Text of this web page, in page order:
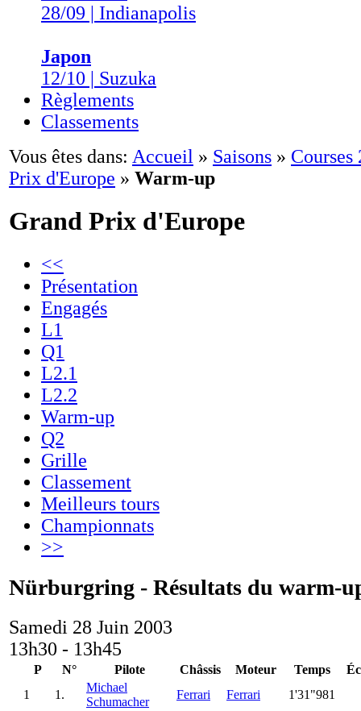
28/09 | Indianapolis
Japon
12/10 | Suzuka
Règlements
Classements
Vous êtes dans: Accueil » Saisons » Courses
Prix d'Europe » Warm-up
Grand Prix d'Europe
<<
Présentation
Engagés
L1
Q1
L2.1
L2.2
Warm-up
Q2
Grille
Classement
Meilleurs tours
Championnats
>>
Nürburgring - Résultats du warm-
Samedi 28 Juin 2003
13h30 - 13h45
P N° Pilote Châssis Moteur Temps
1
1.
Michael
Schumacher
Ferrari Ferrari 1'31"981